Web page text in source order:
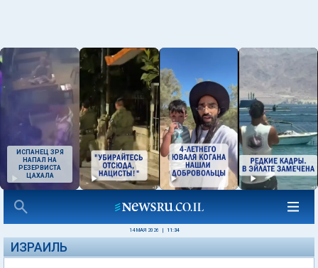
ИСПАНЕЦ ЗРЯ
НАПАЛ НА
РЕЗЕРВИСТА
ЦАХАЛА
14 МАЯ 2026 11:34
ИЗРАИЛЬ